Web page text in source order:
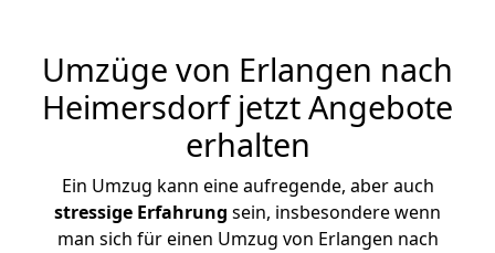
Umzüge von Erlangen nach
Heimersdorf jetzt Angebote
erhalten
Ein Umzug kann eine aufregende, aber auch
stressige Erfahrung sein, insbesondere wenn
man sich für einen Umzug von Erlangen nach